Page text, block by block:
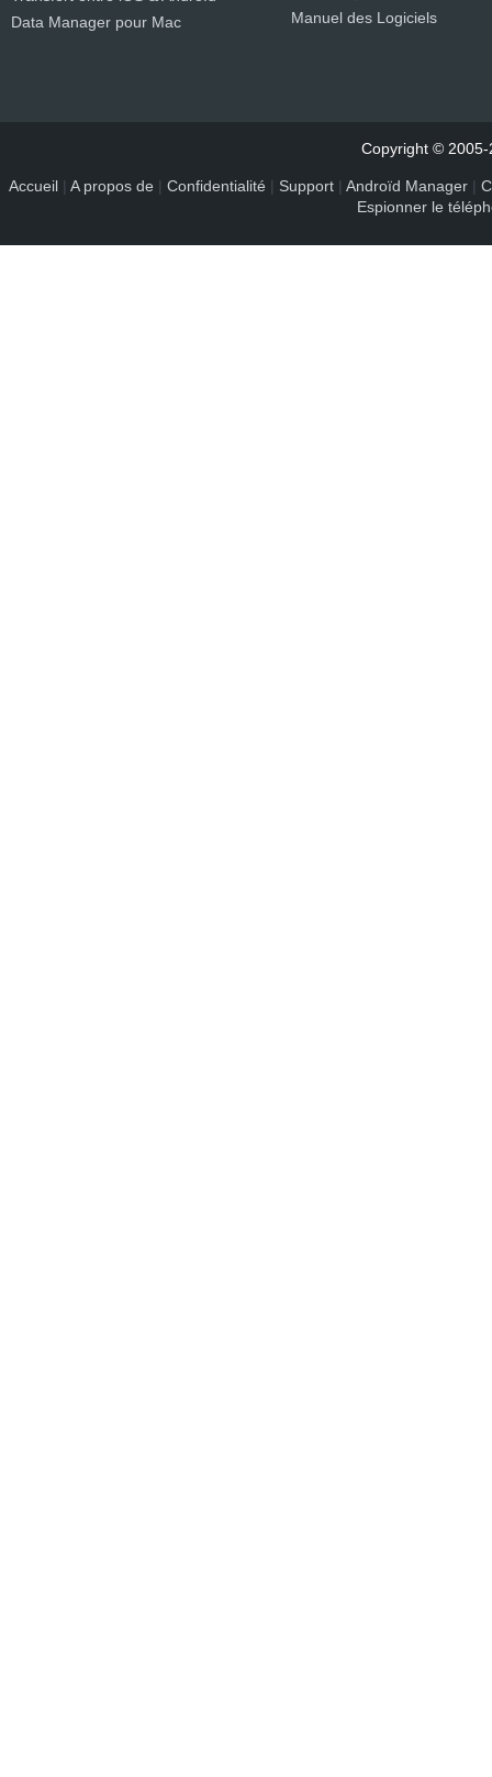
Data Manager pour Mac
Manuel des Logiciels
Copyright © 2005-
Accueil |A propos de |Confidentialité | Support |Androïd Manager |
Espionner le